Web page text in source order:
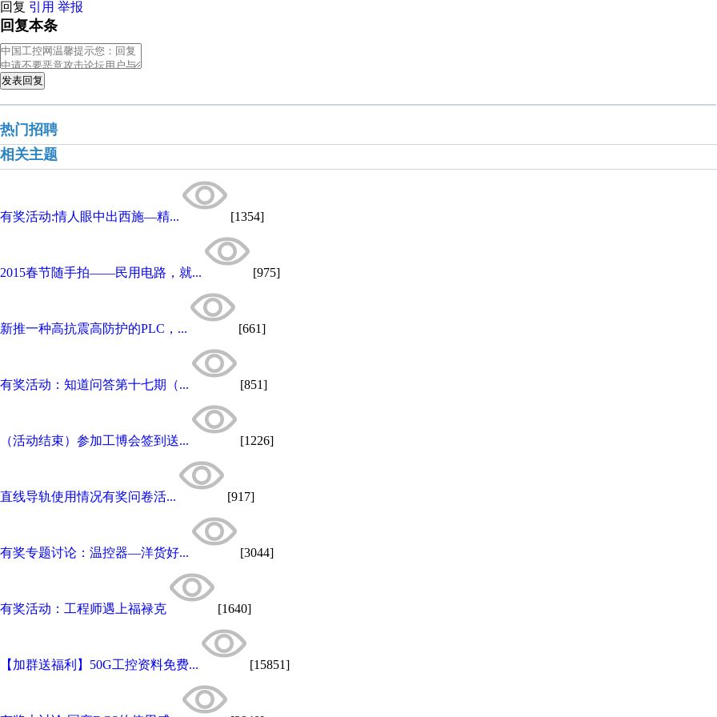
回复 引用 举报
回复本条
发表回复
热门招聘
相关主题
有奖活动:情人眼中出西施—精... [1354]
2015春节随手拍——民用电路，就... [975]
新推一种高抗震高防护的PLC，... [661]
有奖活动：知道问答第十七期（... [851]
（活动结束）参加工博会签到送... [1226]
直线导轨使用情况有奖问卷活... [917]
有奖专题讨论：温控器—洋货好... [3044]
有奖活动：工程师遇上福禄克 [1640]
【加群送福利】50G工控资料免费... [15851]